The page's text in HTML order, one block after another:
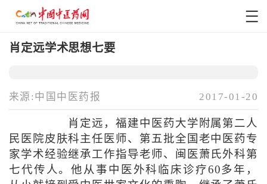
肖定远学术思想七要
来源:中国中医药报 2017-01-20
肖定远，福建中医药大学附属第二人
民医院皮肤科主任医师、第五批全国老中医药专
家学术经验继承工作指导老师、闽医萧氏外科第
七代传人。他从事中医外科临床诊疗60多年，